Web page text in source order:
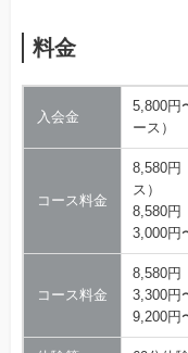
料金
入会金
5,800円
ース）
コース料金
8,580円
ス）
8,580円
3,000円
コース料金
8,580円
3,300円
9,200円